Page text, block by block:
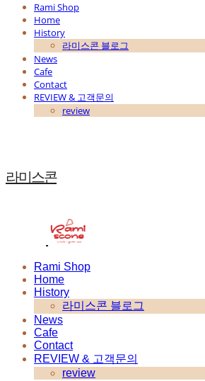
Rami Shop
Home
History
라미스콘 블로그
News
Cafe
Contact
REVIEW & 고객문의
review
라미스콘
Rami Shop
Home
History
라미스콘 블로그
News
Cafe
Contact
REVIEW & 고객문의
review